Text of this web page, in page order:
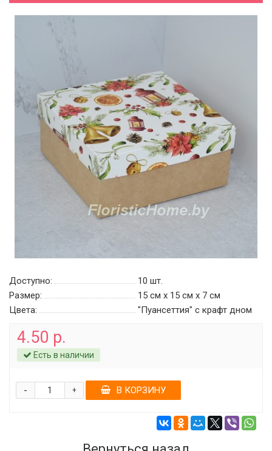
Доступно: 10 шт.
Размер:
15 см х 15 см х 7 см
Цвета:
"Пуансеттия" c крафт дном
4.50 р.
Есть в наличии
+
- В КОРЗИНУ